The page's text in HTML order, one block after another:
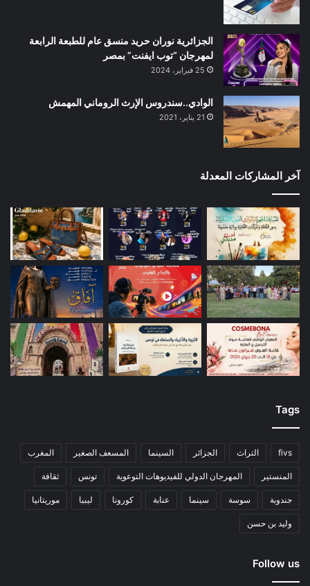
الجزائرية نوران حريد منسق عام للطبعة الرابعة
لمهرجان “توب ايفنت” بمصر
25 فبراير، 2024
الوادي..سندروس الإرث الروماني المهمش
21 يناير، 2021
آخر المشاركات المعدلة
Tags
fivs التراث الجزائر السينما المسعف الصغير المغرب
المنستير المهرجان الدولي للفيديوهات التوعوية تونس ثقافة
جندوبة سوسة سينما عنابة كورونا ليبيا موريتانيا
وليد بن حسن
Follow us